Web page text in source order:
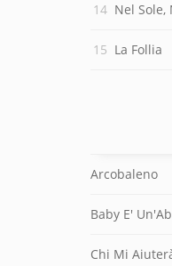
Nel Sole,
La Follia
Arcobaleno
Baby E'
Chi Mi